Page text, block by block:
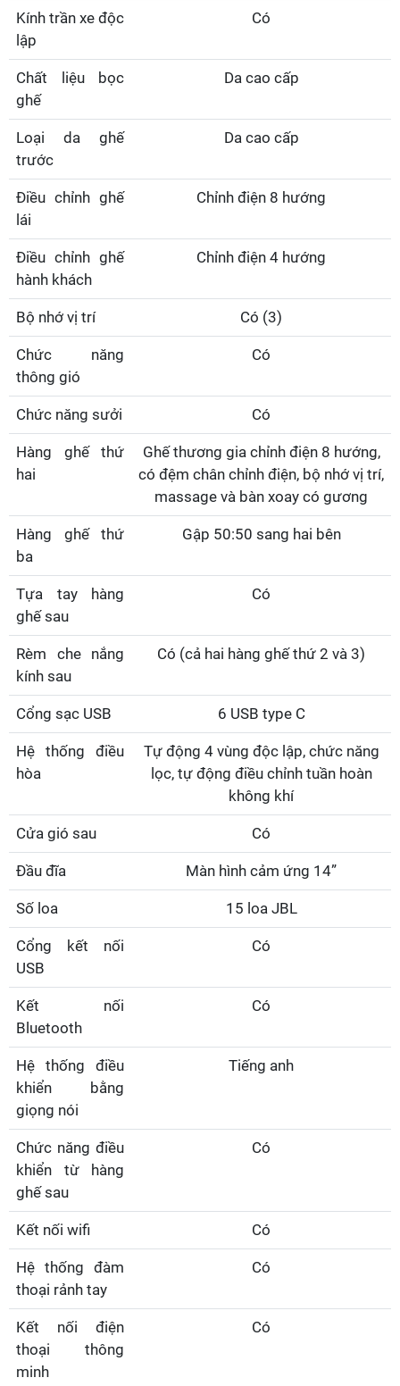
Kính trần xe độc
lập
Có
Chất liệu bọc
ghế
Da cao cấp
Loại da ghế
trước
Da cao cấp
Điều chỉnh ghế
lái
Chỉnh điện 8 hướng
Điều chỉnh ghế
hành khách
Chỉnh điện 4 hướng
Bộ nhớ vị trí Có (3)
Chức năng
thông gió
Có
Chức năng sưởi Có
Hàng ghế thứ
hai
Ghế thương gia chỉnh điện 8 hướng,
có đệm chân chỉnh điện, bộ nhớ vị trí,
massage và bàn xoay có gương
Hàng ghế thứ
ba
Gập 50:50 sang hai bên
Tựa tay hàng
ghế sau
Có
Rèm che nắng
kính sau
Có (cả hai hàng ghế thứ 2 và 3)
Cổng sạc USB 6 USB type C
Hệ thống điều
hòa
Tự động 4 vùng độc lập, chức năng
lọc, tự động điều chỉnh tuần hoàn
không khí
Cửa gió sau Có
Đầu đĩa Màn hình cảm ứng 14”
Số loa 15 loa JBL
Cổng kết nối
USB
Có
Kết nối
Bluetooth
Có
Hệ thống điều
khiển bằng
giọng nói
Tiếng anh
Chức năng điều
khiển từ hàng
ghế sau
Có
Kết nối wifi Có
Hệ thống đàm
thoại rảnh tay
Có
Kết nối điện
thoại thông
minh
Có